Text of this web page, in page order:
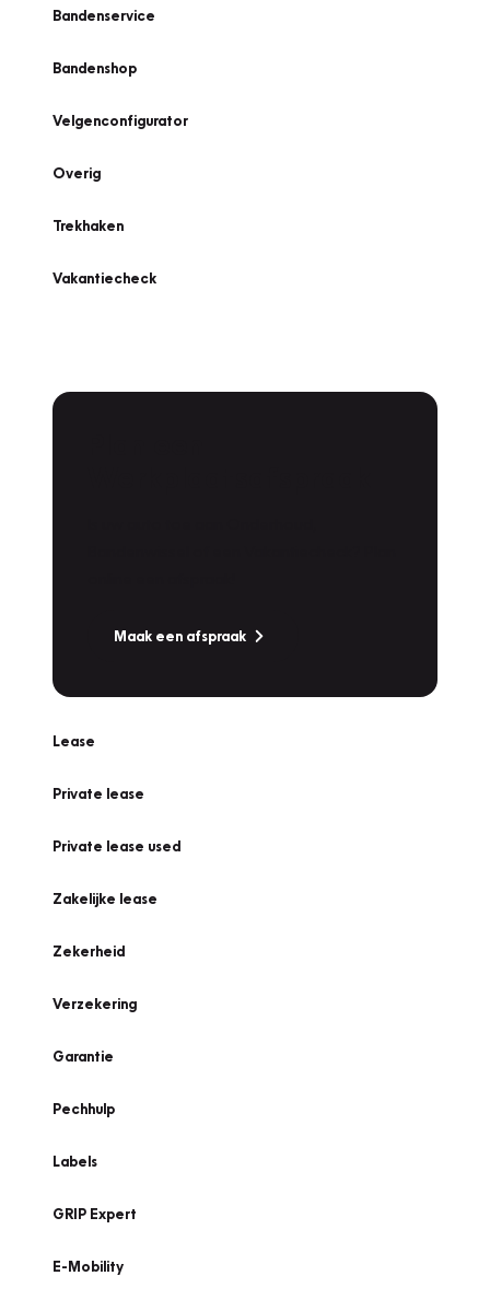
Bandenservice
Bandenshop
Velgenconfigurator
Overig
Trekhaken
Vakantiecheck
Maak een afspraak
Lease
Private lease
Private lease used
Zakelijke lease
Zekerheid
Verzekering
Garantie
Pechhulp
Labels
GRIP Expert
E-Mobility